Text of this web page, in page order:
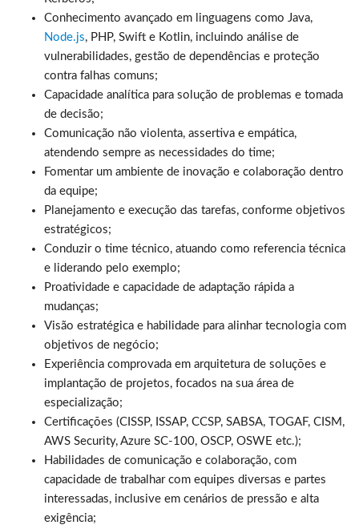
Conhecimento avançado em linguagens como Java,
Node.js, PHP, Swift e Kotlin, incluindo análise de
vulnerabilidades, gestão de dependências e proteção
contra falhas comuns;
Capacidade analítica para solução de problemas e tomada
de decisão;
Comunicação não violenta, assertiva e empática,
atendendo sempre as necessidades do time;
Fomentar um ambiente de inovação e colaboração dentro
da equipe;
Planejamento e execução das tarefas, conforme objetivos
estratégicos;
Conduzir o time técnico, atuando como referencia técnica
e liderando pelo exemplo;
Proatividade e capacidade de adaptação rápida a
mudanças;
Visão estratégica e habilidade para alinhar tecnologia com
objetivos de negócio;
Experiência comprovada em arquitetura de soluções e
implantação de projetos, focados na sua área de
especialização;
Certificações (CISSP, ISSAP, CCSP, SABSA, TOGAF, CISM,
AWS Security, Azure SC-100, OSCP, OSWE etc.);
Habilidades de comunicação e colaboração, com
capacidade de trabalhar com equipes diversas e partes
interessadas, inclusive em cenários de pressão e alta
exigência;